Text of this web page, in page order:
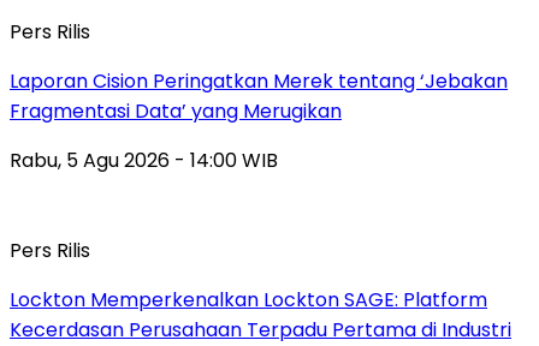
Pers Rilis
Laporan Cision Peringatkan Merek tentang ‘Jebakan
Fragmentasi Data’ yang Merugikan
Rabu, 5 Agu 2026 - 14:00 WIB
Pers Rilis
Lockton Memperkenalkan Lockton SAGE: Platform
Kecerdasan Perusahaan Terpadu Pertama di Industri